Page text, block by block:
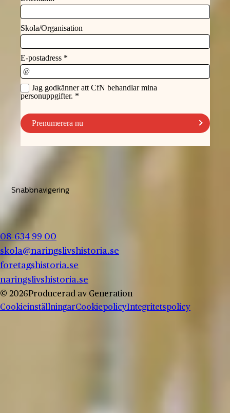
Snabbnavigering
08-634 99 00
skola@naringslivshistoria.se
foretagshistoria.se
naringslivshistoria.se
© 2026 Producerad av Generation
CookieinställningarCookiepolicy Integritetspolicy